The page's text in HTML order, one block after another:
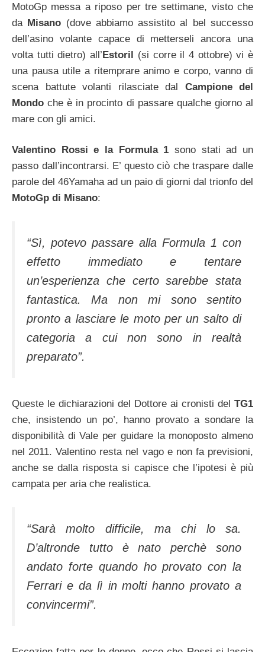
MotoGp messa a riposo per tre settimane, visto che
da Misano (dove abbiamo assistito al bel successo
dell’asino volante capace di metterseli ancora una
volta tutti dietro) all’Estoril (si corre il 4 ottobre) vi è
una pausa utile a ritemprare animo e corpo, vanno di
scena battute volanti rilasciate dal Campione del
Mondo che è in procinto di passare qualche giorno al
mare con gli amici.
Valentino Rossi e la Formula 1 sono stati ad un
passo dall’incontrarsi. E’ questo ciò che traspare dalle
parole del 46Yamaha ad un paio di giorni dal trionfo del
MotoGp di Misano:
“Sì, potevo passare alla Formula 1 con
effetto immediato e tentare
un’esperienza che certo sarebbe stata
fantastica. Ma non mi sono sentito
pronto a lasciare le moto per un salto di
categoria a cui non sono in realtà
preparato”.
Queste le dichiarazioni del Dottore ai cronisti del TG1
che, insistendo un po’, hanno provato a sondare la
disponibilità di Vale per guidare la monoposto almeno
nel 2011. Valentino resta nel vago e non fa previsioni,
anche se dalla risposta si capisce che l’ipotesi è più
campata per aria che realistica.
“Sarà molto difficile, ma chi lo sa.
D’altronde tutto è nato perchè sono
andato forte quando ho provato con la
Ferrari e da lì in molti hanno provato a
convincermi”.